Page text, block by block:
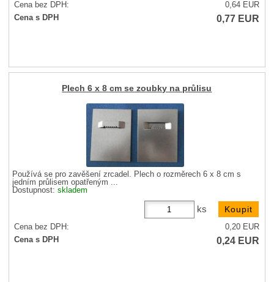
Cena bez DPH: 0,64 EUR
Cena s DPH
0,77 EUR
Plech 6 x 8 cm se zoubky na průlisu
Používá se pro zavěšení zrcadel. Plech o rozměrech 6 x 8 cm s
jedním průlisem opatřeným ...
Dostupnost:skladem
ks
Cena bez DPH: 0,20 EUR
Cena s DPH
0,24 EUR